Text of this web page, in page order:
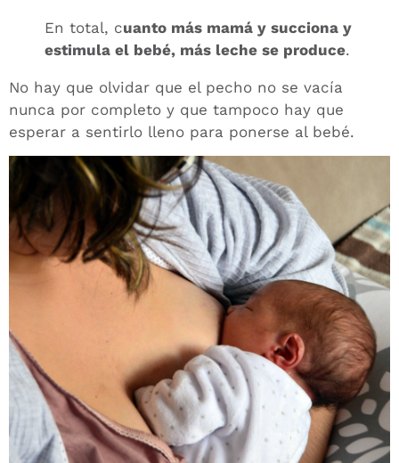
En total, cuanto más mamá y succiona y
estimula el bebé, más leche se produce.
No hay que olvidar que el pecho no se vacía
nunca por completo y que tampoco hay que
esperar a sentirlo lleno para ponerse al bebé.